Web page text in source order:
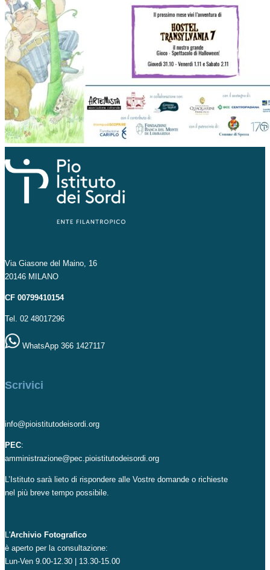
Via Giasone del Maino, 16
20146 MILANO
CF 00799410154
Tel. 02 48017296
WhatsApp 366 1427117
Scrivici
info@pioistitutodeisordi.org
PEC:
amministrazione@pec.pioistitutodeisordi.org
L’Istituto sarà lieto di rispondere alle Vostre domande o richieste
nel più breve tempo possibile.
L'Archivio Fotografico
è aperto per la consultazione:
Lun-Ven 9.00-12.30 | 13.30-15.00